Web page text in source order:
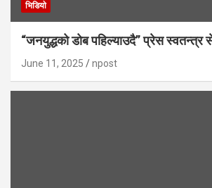
भिडियाे
“जनयुद्धको डोब पहिल्याउदै” प्रेस स्वतन्त्र
June 11, 2025 npost